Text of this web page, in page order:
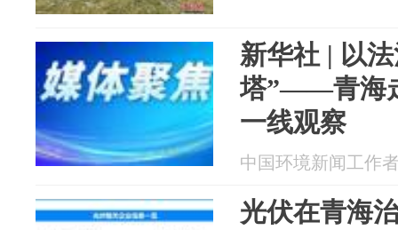
新华社 | 以
塔”——青海
一线观察
中国环境新闻工作
光伏在青海